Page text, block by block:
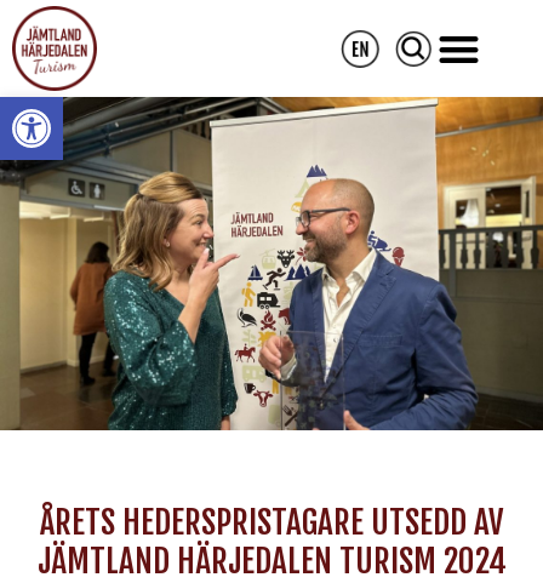
Open toolbar
ÅRETS HEDERSPRISTAGARE UTSEDD AV
JÄMTLAND HÄRJEDALEN TURISM 2024